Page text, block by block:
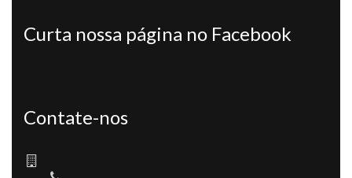
Curta nossa página no Facebook
Contate-nos